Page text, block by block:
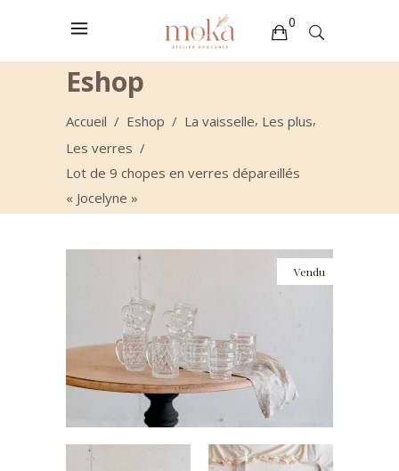
0
Votre sélection est vide
Eshop
Accueil / Eshop / La vaisselle, Les plus,
Les verres /
Lot de 9 chopes en verres dépareillés
« Jocelyne »
Vendu